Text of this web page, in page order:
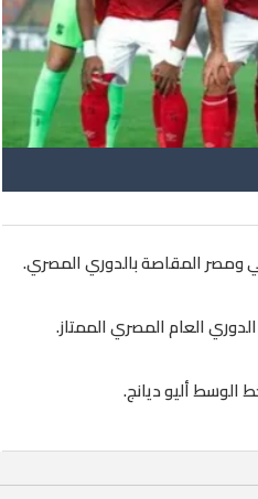
ومصر المقاصة بالدوري المصري.
العام المصري الممتاز.
الوسط أليو ديانج.